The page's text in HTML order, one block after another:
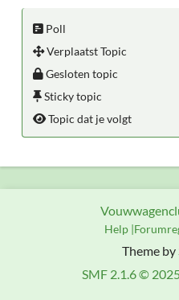
Poll
Verplaatst Topic
Gesloten topic
Sticky topic
Topic dat je volgt
Theme by
SMF 2.1.6 © 2025
Help